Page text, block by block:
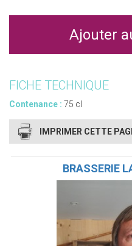
Ajouter
FICHE TECHNIQUE
Contenance : 75 cl
IMPRIMER CETTE
BRASSERIE